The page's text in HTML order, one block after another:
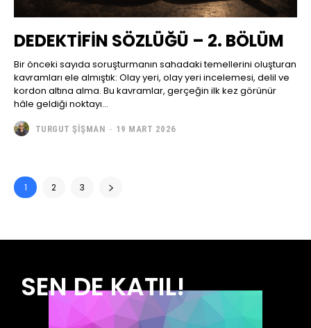
DEDEKTİFİN SÖZLÜĞÜ – 2. BÖLÜM
Bir önceki sayıda soruşturmanın sahadaki temellerini oluşturan
kavramları ele almıştık: Olay yeri, olay yeri incelemesi, delil ve
kordon altına alma. Bu kavramlar, gerçeğin ilk kez görünür
hâle geldiği noktayı...
TURGUT ŞIŞMAN - 19 MART 2026
1 2 3
SEN DE KATIL!